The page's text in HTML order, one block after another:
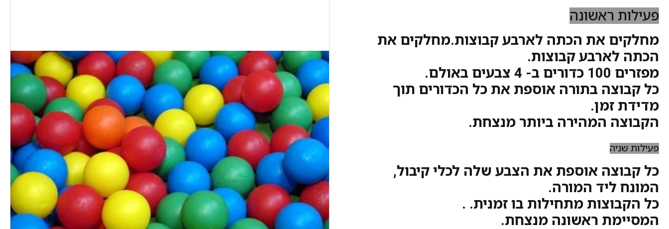
פעילות ראשונה
מחלקים את הכתה לארבע קבוצות.מחלקים את
הכתה לארבע קבוצות.
מפזרים 100 כדורים ב- 4 צבעים באולם.
כל קבוצה בתורה אוספת את כל הכדורים תוך
מדידת זמן.
הקבוצה המהירה ביותר מנצחת.
פעילות שניה.
כל קבוצה אוספת את הצבע שלה לכלי קיבול,
המונח ליד המורה.
כל הקבוצות מתחילות בו זמנית. .
המסיימת ראשונה מנצחת.